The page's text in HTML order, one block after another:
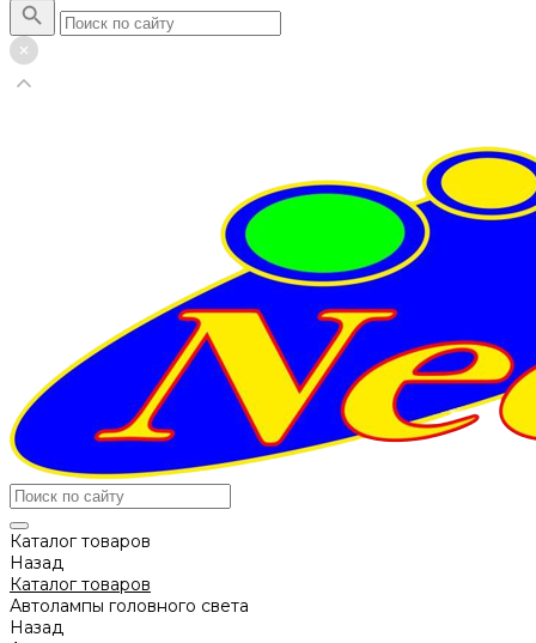
Каталог товаров
Назад
Каталог товаров
Автолампы головного света
Назад